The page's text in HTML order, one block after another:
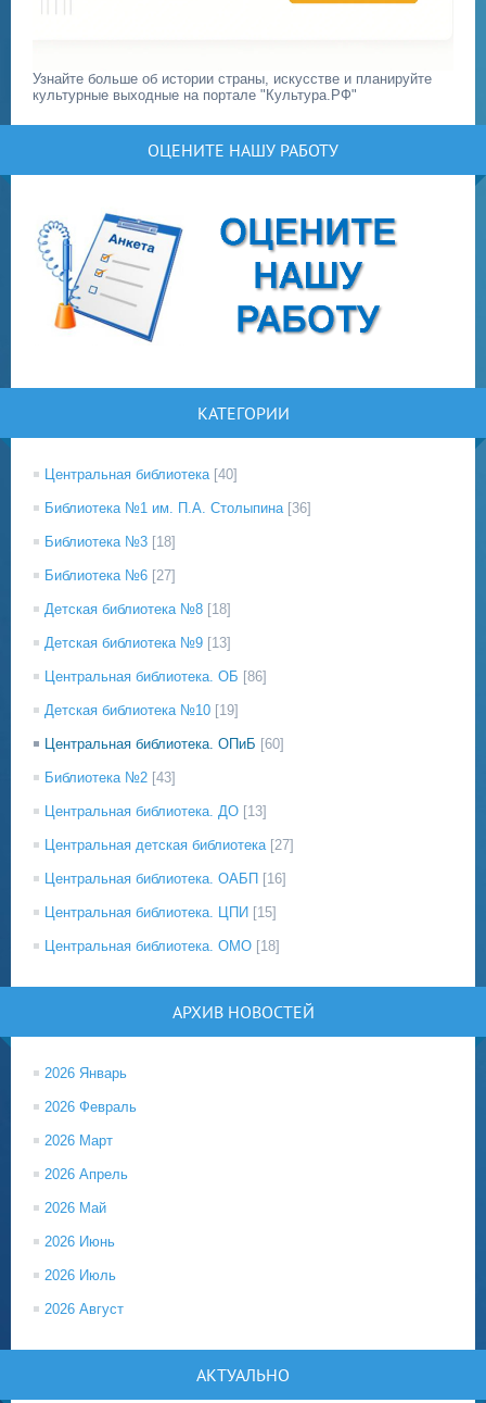
Узнайте больше об истории страны, искусстве и планируйте
культурные выходные на портале "Культура.РФ"
ОЦЕНИТЕ НАШУ РАБОТУ
КАТЕГОРИИ
Центральная библиотека [40]
Библиотека №1 им. П.А. Столыпина [36]
Библиотека №3 [18]
Библиотека №6 [27]
Детская библиотека №8 [18]
Детская библиотека №9 [13]
Центральная библиотека. ОБ [86]
Детская библиотека №10 [19]
Центральная библиотека. ОПиБ [60]
Библиотека №2 [43]
Центральная библиотека. ДО [13]
Центральная детская библиотека [27]
Центральная библиотека. ОАБП [16]
Центральная библиотека. ЦПИ [15]
Центральная библиотека. ОМО [18]
АРХИВ НОВОСТЕЙ
2026 Январь
2026 Февраль
2026 Март
2026 Апрель
2026 Май
2026 Июнь
2026 Июль
2026 Август
АКТУАЛЬНО